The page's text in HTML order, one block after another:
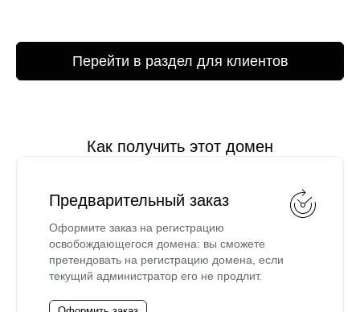
Перейти в раздел для клиентов
Как получить этот домен
Предварительный заказ
Оформите заказ на регистрацию
освобождающегося домена: вы сможете
претендовать на регистрацию домена, если
текущий администратор его не продлит.